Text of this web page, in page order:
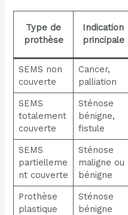
Type de
prothèse
Indication
principale
SEMS non
couverte
Cancer,
palliation
SEMS
totalement
couverte
Sténose
bénigne,
fistule
SEMS
partielleme
nt couverte
Sténose
maligne ou
bénigne
Prothèse
plastique
Sténose
bénigne